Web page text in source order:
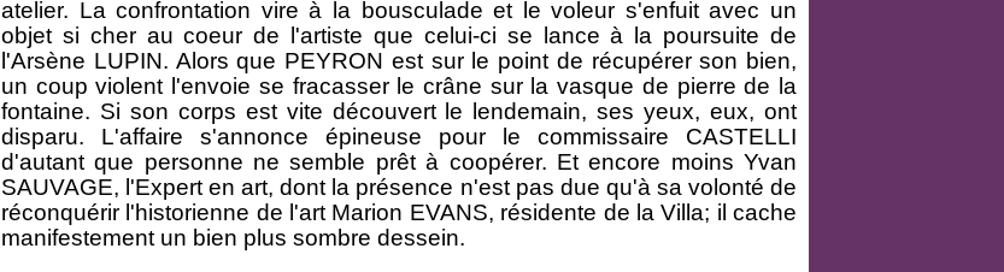
atelier. La confrontation vire à la bousculade et le voleur s'enfuit avec un
objet si cher au coeur de l'artiste que celui-ci se lance à la poursuite de
l'Arsène LUPIN. Alors que PEYRON est sur le point de récupérer son bien,
un coup violent l'envoie se fracasser le crâne sur la vasque de pierre de la
fontaine. Si son corps est vite découvert le lendemain, ses yeux, eux, ont
disparu. L'affaire s'annonce épineuse pour le commissaire CASTELLI
d'autant que personne ne semble prêt à coopérer. Et encore moins Yvan
SAUVAGE, l'Expert en art, dont la présence n'est pas due qu'à sa volonté de
réconquérir l'historienne de l'art Marion EVANS, résidente de la Villa; il cache
manifestement un bien plus sombre dessein.